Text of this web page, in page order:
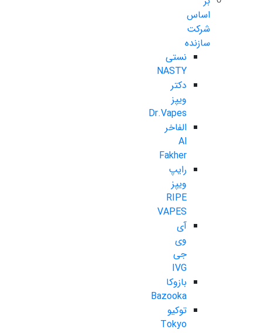
اساس
شرکت
سازنده
نستی
NASTY
دکتر
ویپز
Dr.Vapes
الفاخر
Al
Fakher
رایپ
ویپز
RIPE
VAPES
آی
وی
جی
IVG
بازوکا
Bazooka
توکیو
Tokyo